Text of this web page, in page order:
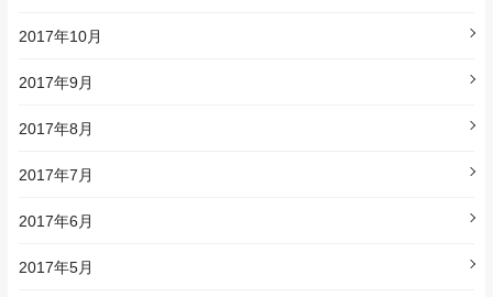
2017年10月
2017年9月
2017年8月
2017年7月
2017年6月
2017年5月